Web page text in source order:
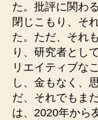
た。批評に関わ
閉じこもり、そ
た。ただ、それ
り、研究者とし
リエイティブな
し、金もなく、
だ、それでもま
は、2020年から